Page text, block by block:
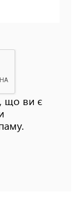
що ви є